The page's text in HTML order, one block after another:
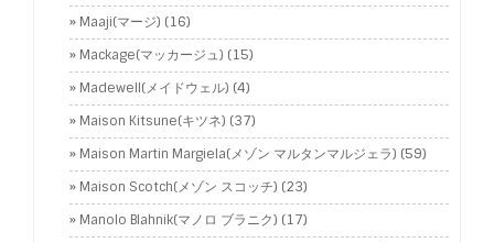
Maaji(マージ) (16)
Mackage(マッカージュ) (15)
Madewell(メイドウェル) (4)
Maison Kitsune(キツネ) (37)
Maison Martin Margiela(メゾン マルタンマルジェラ) (59)
Maison Scotch(メゾン スコッチ) (23)
Manolo Blahnik(マノロ ブラニク) (17)